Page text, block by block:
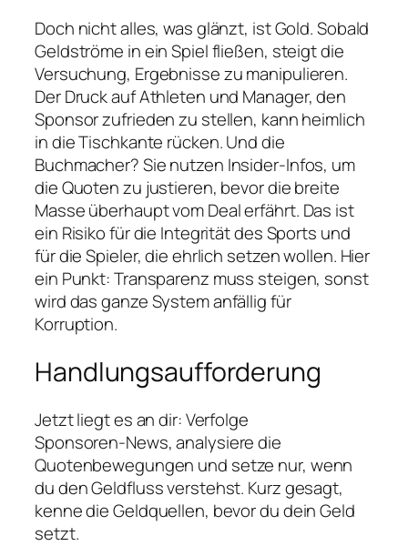
Doch nicht alles, was glänzt, ist Gold. Sobald
Geldströme in ein Spiel fließen, steigt die
Versuchung, Ergebnisse zu manipulieren.
Der Druck auf Athleten und Manager, den
Sponsor zufrieden zu stellen, kann heimlich
in die Tischkante rücken. Und die
Buchmacher? Sie nutzen Insider‑Infos, um
die Quoten zu justieren, bevor die breite
Masse überhaupt vom Deal erfährt. Das ist
ein Risiko für die Integrität des Sports und
für die Spieler, die ehrlich setzen wollen. Hier
ein Punkt: Transparenz muss steigen, sonst
wird das ganze System anfällig für
Korruption.
Handlungsaufforderung
Jetzt liegt es an dir: Verfolge
Sponsoren‑News, analysiere die
Quotenbewegungen und setze nur, wenn
du den Geldfluss verstehst. Kurz gesagt,
kenne die Geldquellen, bevor du dein Geld
setzt.